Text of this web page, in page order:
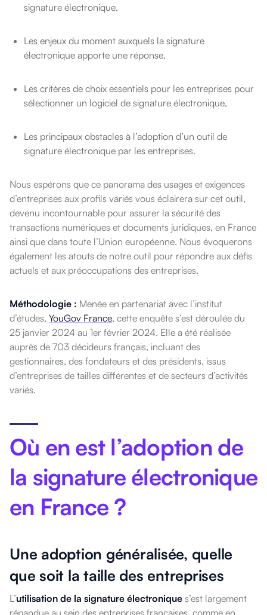
signature électronique,
Les enjeux du moment auxquels la signature
électronique apporte une réponse,
Les critères de choix essentiels pour les entreprises pour
sélectionner un logiciel de signature électronique,
Les principaux obstacles à l’adoption d’un outil de
signature électronique par les entreprises.
Nous espérons que ce panorama des usages et exigences
d’entreprises aux profils variés vous éclairera sur cet outil,
devenu incontournable pour assurer la sécurité des
transactions numériques et documents juridiques, en France
ainsi que dans toute l’Union européenne. Nous évoquerons
également les atouts de notre outil pour répondre aux défis
actuels et aux préoccupations des entreprises.
Méthodologie : Menée en partenariat avec l’institut
d’études, YouGov France, cette enquête s’est déroulée du
25 janvier 2024 au 1er février 2024. Elle a été réalisée
auprès de 703 décideurs français, incluant des
gestionnaires, des fondateurs et des présidents, issus
d’entreprises de tailles différentes et de secteurs d’activités
variés.
Où en est l’adoption de
la signature électronique
en France ?
Une adoption généralisée, quelle
que soit la taille des entreprises
L’utilisation de la signature électronique s’est largement
répandue au sein des entreprises françaises, comme en